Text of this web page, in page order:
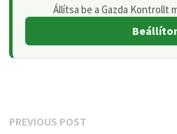
Állítsa be a Gazda Kontrollt
Bejegyzés
PREVIOUS POSTPrevious